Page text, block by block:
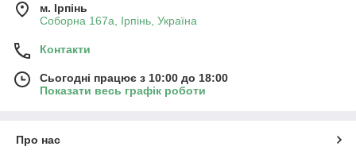
м. Ірпінь
Соборна 167а, Ірпінь, Україна
Контакти
Сьогодні працює з 10:00 до 18:00
Показати весь графік роботи
Про нас